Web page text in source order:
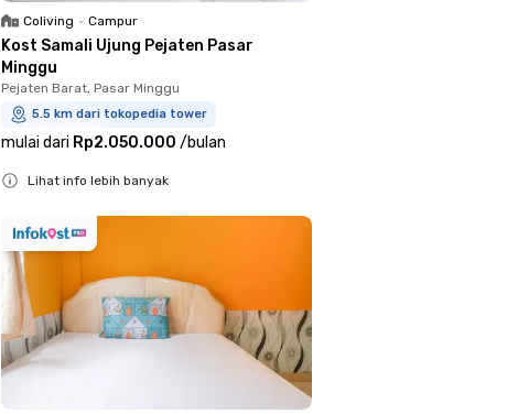
Coliving • Campur
Kost Samali Ujung Pejaten Pasar
Minggu
Pejaten Barat, Pasar Minggu
5.5 km dari tokopedia tower
mulai dari Rp2.050.000 /bulan
Lihat info lebih banyak